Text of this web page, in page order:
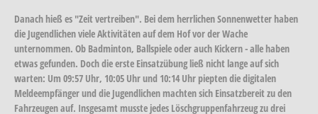
Danach hieß es "Zeit vertreiben". Bei dem herrlichen Sonnenwetter haben
die Jugendlichen viele Aktivitäten auf dem Hof vor der Wache
unternommen. Ob Badminton, Ballspiele oder auch Kickern - alle haben
etwas gefunden. Doch die erste Einsatzübung ließ nicht lange auf sich
warten: Um 09:57 Uhr, 10:05 Uhr und 10:14 Uhr piepten die digitalen
Meldeempfänger und die Jugendlichen machten sich Einsatzbereit zu den
Fahrzeugen auf. Insgesamt musste jedes Löschgruppenfahrzeug zu drei